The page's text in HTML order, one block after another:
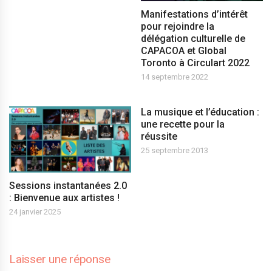
Manifestations d’intérêt
pour rejoindre la
délégation culturelle de
CAPACOA et Global
Toronto à Circulart 2022
14 septembre 2022
Sessions instantanées 2.0
: Bienvenue aux artistes !
24 janvier 2025
La musique et l’éducation :
une recette pour la
réussite
25 septembre 2013
Laisser une réponse